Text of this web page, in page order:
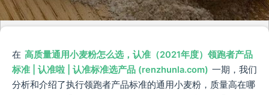
在 高质量通用小麦粉怎么选，认准（2021年度）领跑者产品
标准 | 认准啦 | 认准标准选产品 (renzhunla.com) 一期，我们
分析和介绍了执行领跑者产品标准的通用小麦粉，质量高在哪